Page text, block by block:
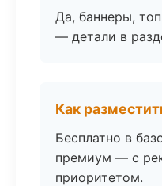
Да, баннеры,
— детали в
Как
Бесплатно в
премиум — с
приоритетом.